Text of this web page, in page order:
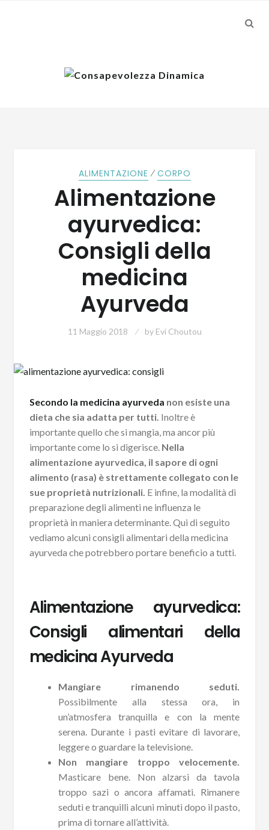
ALIMENTAZIONE ⁄ CORPO
Alimentazione
ayurvedica:
Consigli della
medicina
Ayurveda
11 Maggio 2018 by Evi Choutou
Secondo la medicina ayurveda non esiste una
dieta che sia adatta per tutti. Inoltre è
importante quello che si mangia, ma ancor più
importante come lo si digerisce. Nella
alimentazione ayurvedica, il sapore di ogni
alimento (rasa) è strettamente collegato con le
sue proprietà nutrizionali. E infine, la modalità di
preparazione degli alimenti ne influenza le
proprietà in maniera determinante. Qui di seguito
vediamo alcuni consigli alimentari della medicina
ayurveda che potrebbero portare beneficio a tutti.
Alimentazione ayurvedica:
Consigli alimentari della
medicina Ayurveda
Mangiare rimanendo seduti.
Possibilmente alla stessa ora, in
un’atmosfera tranquilla e con la mente
serena. Durante i pasti evitare di lavorare,
leggere o guardare la televisione.
Non mangiare troppo velocemente.
Masticare bene. Non alzarsi da tavola
troppo sazi o ancora affamati. Rimanere
seduti e tranquilli alcuni minuti dopo il pasto,
prima di tornare all’attività.